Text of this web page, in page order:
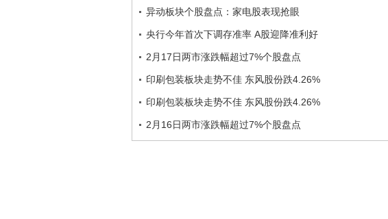
异动板块个股盘点：家电股表现抢眼
央行今年首次下调存准率 A股迎降准利好
2月17日两市涨跌幅超过7%个股盘点
印刷包装板块走势不佳 东风股份跌4.26%
印刷包装板块走势不佳 东风股份跌4.26%
2月16日两市涨跌幅超过7%个股盘点